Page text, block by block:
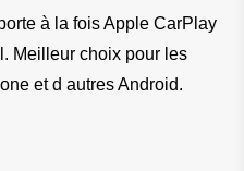
à la fois Apple CarPlay
Meilleur choix pour les
et d autres Android.